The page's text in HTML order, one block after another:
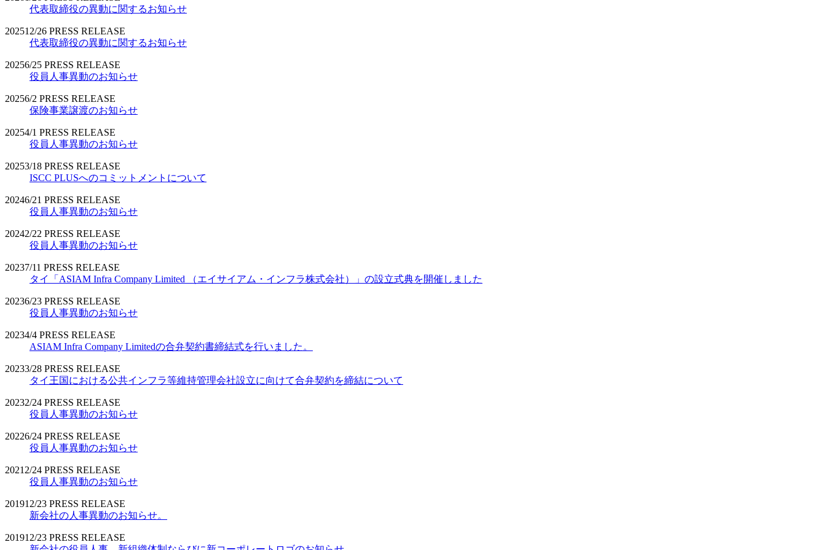
代表取締役の異動に関するお知らせ
202512/26 PRESS RELEASE
代表取締役の異動に関するお知らせ
20256/25 PRESS RELEASE
役員人事異動のお知らせ
20256/2 PRESS RELEASE
保険事業譲渡のお知らせ
20254/1 PRESS RELEASE
役員人事異動のお知らせ
20253/18 PRESS RELEASE
ISCC PLUSへのコミットメントについて
20246/21 PRESS RELEASE
役員人事異動のお知らせ
20242/22 PRESS RELEASE
役員人事異動のお知らせ
20237/11 PRESS RELEASE
タイ「ASIAM Infra Company Limited （エイサイアム・インフラ株式会社）」の設立式典を開催しました
20236/23 PRESS RELEASE
役員人事異動のお知らせ
20234/4 PRESS RELEASE
ASIAM Infra Company Limitedの合弁契約書締結式を行いました。
20233/28 PRESS RELEASE
タイ王国における公共インフラ等維持管理会社設立に向けて合弁契約を締結について
20232/24 PRESS RELEASE
役員人事異動のお知らせ
20226/24 PRESS RELEASE
役員人事異動のお知らせ
2021 2/24 PRESS RELEASE
役員人事異動のお知らせ
201912/23 PRESS RELEASE
新会社の人事異動のお知らせ。
201912/23 PRESS RELEASE